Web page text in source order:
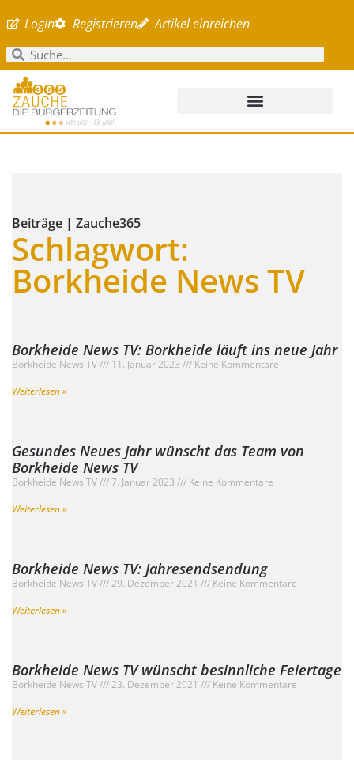
Login Registrieren Artikel einreichen
Beiträge | Zauche365
Schlagwort:
Borkheide News TV
Borkheide News TV: Borkheide läuft ins neue Jahr
Borkheide News TV 11. Januar 2023
Keine Kommentare
Weiterlesen »
Gesundes Neues Jahr wünscht das Team von
Borkheide News TV
Borkheide News TV 7. Januar 2023
Keine Kommentare
Weiterlesen »
Borkheide News TV: Jahresendsendung
Borkheide News TV 29. Dezember 2021
Keine Kommentare
Weiterlesen »
Borkheide News TV wünscht besinnliche Feiertage
Borkheide News TV 23. Dezember 2021
Keine Kommentare
Weiterlesen »